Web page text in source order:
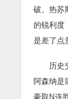
破。热苏
的锐利度
是差了点
历史
阿森纳是
豪取N连